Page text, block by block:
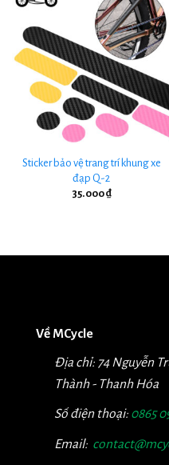
Sticker bảo vệ trang trí khung xe
đạp Q-2
35.000₫
Về MCycle
Địa chỉ: 74 Nguyễn
Thành - Thanh Hóa
Số điện thoại: 0865
Email: